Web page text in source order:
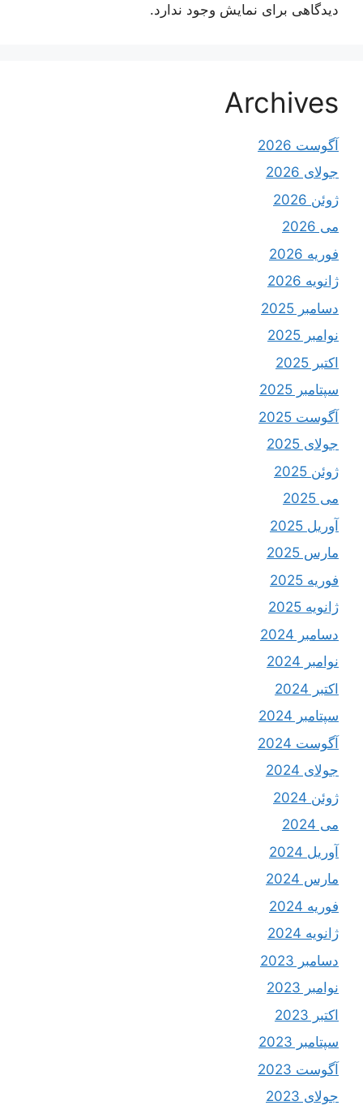
دیدگاهی برای نمایش وجود ندارد.
Archives
آگوست 2026
جولای 2026
ژوئن 2026
می 2026
فوریه 2026
ژانویه 2026
دسامبر 2025
نوامبر 2025
اکتبر 2025
سپتامبر 2025
آگوست 2025
جولای 2025
ژوئن 2025
می 2025
آوریل 2025
مارس 2025
فوریه 2025
ژانویه 2025
دسامبر 2024
نوامبر 2024
اکتبر 2024
سپتامبر 2024
آگوست 2024
جولای 2024
ژوئن 2024
می 2024
آوریل 2024
مارس 2024
فوریه 2024
ژانویه 2024
دسامبر 2023
نوامبر 2023
اکتبر 2023
سپتامبر 2023
آگوست 2023
جولای 2023